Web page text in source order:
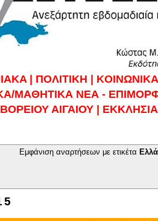
| ΠΟΛΙΤΙΚΗ |
ΜΑΘΗΤΙΚΑ ΝΕΑ -
ΑΙΓΑΙΟΥ |
Εμφάνιση αναρτήσεων με ετικέτα